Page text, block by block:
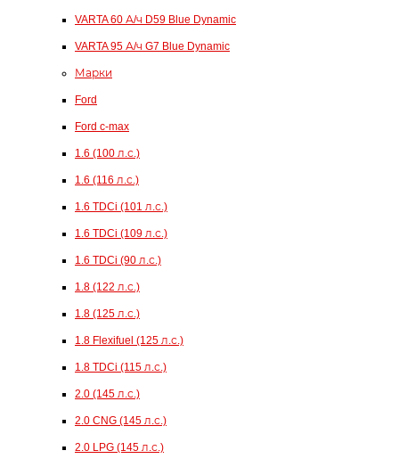
VARTA 60 А/ч D59 Blue Dynamic
VARTA 95 А/ч G7 Blue Dynamic
Марки
Ford
Ford c-max
1.6 (100 л.с.)
1.6 (116 л.с.)
1.6 TDCi (101 л.с.)
1.6 TDCi (109 л.с.)
1.6 TDCi (90 л.с.)
1.8 (122 л.с.)
1.8 (125 л.с.)
1.8 Flexifuel (125 л.с.)
1.8 TDCi (115 л.с.)
2.0 (145 л.с.)
2.0 CNG (145 л.с.)
2.0 LPG (145 л.с.)